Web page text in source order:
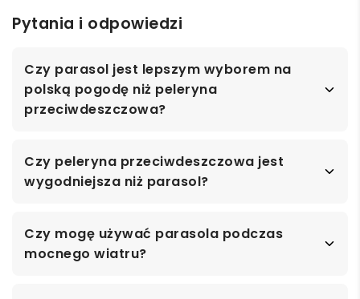
Pytania i odpowiedzi
Czy parasol jest lepszym wyborem na
polską pogodę niż peleryna
przeciwdeszczowa?
Czy peleryna przeciwdeszczowa jest
wygodniejsza niż parasol?
Czy mogę używać parasola podczas
mocnego wiatru?